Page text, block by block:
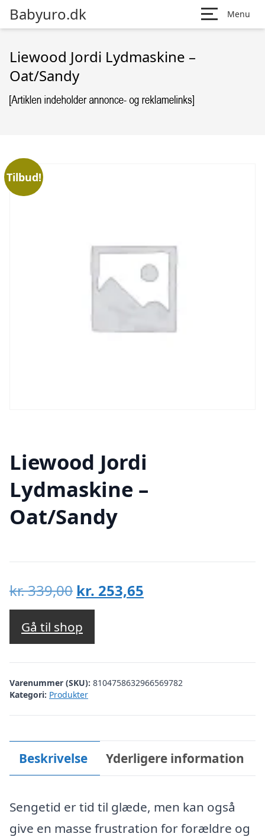
Babyuro.dk Menu
Liewood Jordi Lydmaskine –
Oat/Sandy
Tilbud!
Liewood Jordi
Lydmaskine –
Oat/Sandy
kr.339,00 Den
oprindelige
pris
var:
kr. 339,00.
kr. 253,65
kr. 253,65.
Gå til shop
Varenummer (SKU): 8104758632966569782
Kategori: Produkter
Beskrivelse Yderligere information
Sengetid er tid til glæde, men kan også
give en masse frustration for forældre og